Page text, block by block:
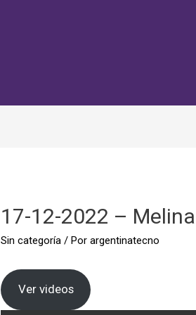
17-12-2022 –
Sin categoría / Porargentinatecno
Ver videos